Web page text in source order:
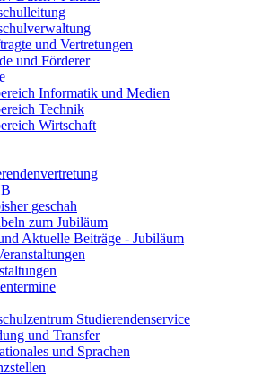
und Vertretungen
und Förderer
Informatik und Medien
Technik
Wirtschaft
geschah
zum Jubiläum
Aktuelle Beiträge - Jubiläum
Studierendenservice
und Transfer
und Sprachen